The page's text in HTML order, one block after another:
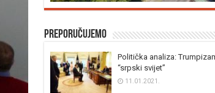
Preporučujemo
Politička analiza:
“srpski svijet”
11.01.2021.